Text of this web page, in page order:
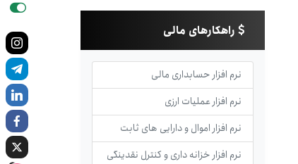
راهکارهای مالی
نرم افزار حسابداری مالی
نرم افزار عملیات ارزی
نرم افزار اموال و دارایی های ثابت
نرم افزار خزانه داری و کنترل نقدینگی